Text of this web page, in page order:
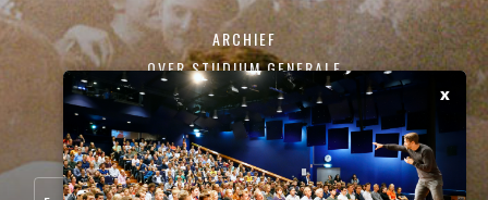
ARCHIEF
OVER STUDIUM GENERALE
CONTACT
SCHRIJF JE IN VOOR ONZE NIEUWSBRIEF:
x